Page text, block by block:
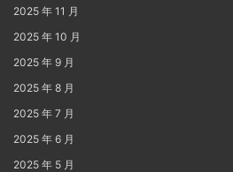
2025 年 11 月
2025 年 10 月
2025 年 9 月
2025 年 8 月
2025 年 7 月
2025 年 6 月
2025 年 5 月